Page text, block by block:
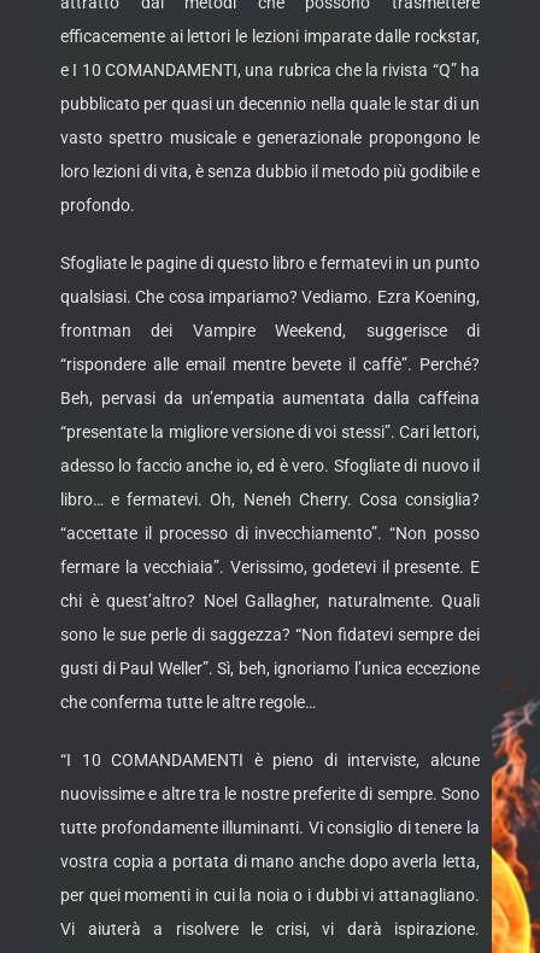
efficacemente ai lettori le lezioni imparate dalle rockstar,
e I 10 COMANDAMENTI, una rubrica che la rivista “Q” ha
pubblicato per quasi un decennio nella quale le star di un
vasto spettro musicale e generazionale propongono le
loro lezioni di vita, è senza dubbio il metodo più godibile e
profondo.
Sfogliate le pagine di questo libro e fermatevi in un punto
qualsiasi. Che cosa impariamo? Vediamo. Ezra Koening,
frontman dei Vampire Weekend, suggerisce di
“rispondere alle email mentre bevete il caffè”. Perché?
Beh, pervasi da un’empatia aumentata dalla caffeina
“presentate la migliore versione di voi stessi”. Cari lettori,
adesso lo faccio anche io, ed è vero. Sfogliate di nuovo il
libro… e fermatevi. Oh, Neneh Cherry. Cosa consiglia?
“accettate il processo di invecchiamento”. “Non posso
fermare la vecchiaia”. Verissimo, godetevi il presente. E
chi è quest’altro? Noel Gallagher, naturalmente. Quali
sono le sue perle di saggezza? “Non fidatevi sempre dei
gusti di Paul Weller”. Sì, beh, ignoriamo l’unica eccezione
che conferma tutte le altre regole…
“I 10 COMANDAMENTI è pieno di interviste, alcune
nuovissime e altre tra le nostre preferite di sempre. Sono
tutte profondamente illuminanti. Vi consiglio di tenere la
vostra copia a portata di mano anche dopo averla letta,
per quei momenti in cui la noia o i dubbi vi attanagliano.
Vi aiuterà a risolvere le crisi, vi darà ispirazione.